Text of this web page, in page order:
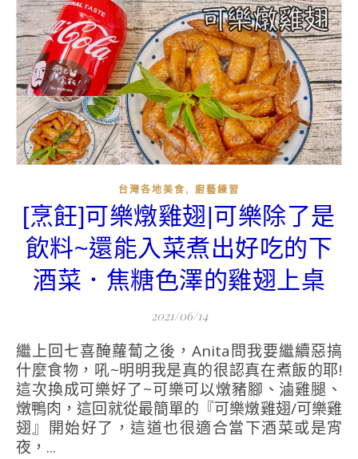
台灣各地美食 , 廚藝練習
[烹飪]可樂燉雞翅|可樂除了是
飲料~還能入菜煮出好吃的下
酒菜．焦糖色澤的雞翅上桌
2021/06/14
繼上回七喜醃蘿蔔之後，Anita問我要繼續惡搞
什麼食物，吼~明明我是真的很認真在煮飯的耶!
這次換成可樂好了~可樂可以燉豬腳、滷雞腿、
燉鴨肉，這回就從最簡單的『可樂燉雞翅/可樂雞
翅』開始好了，這道也很適合當下酒菜或是宵
夜，...